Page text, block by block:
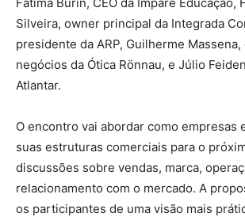
Silveira, owner principal da Integrada
presidente da ARP, Guilherme
negócios da Ótica Rönnau, e Júlio
Atlantar.
O encontro vai abordar como empresas
suas estruturas comerciais para o
discussões sobre vendas, marca,
relacionamento com o mercado. A
os participantes de uma visão mais